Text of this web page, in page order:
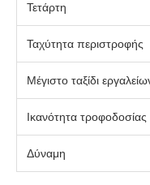
Τετάρτη
Ταχύτητα περιστροφής
Μέγιστο ταξίδι
Ικανότητα τροφοδοσίας
Δύναμη